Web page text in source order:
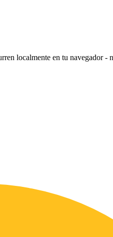
localmente en tu navegador -